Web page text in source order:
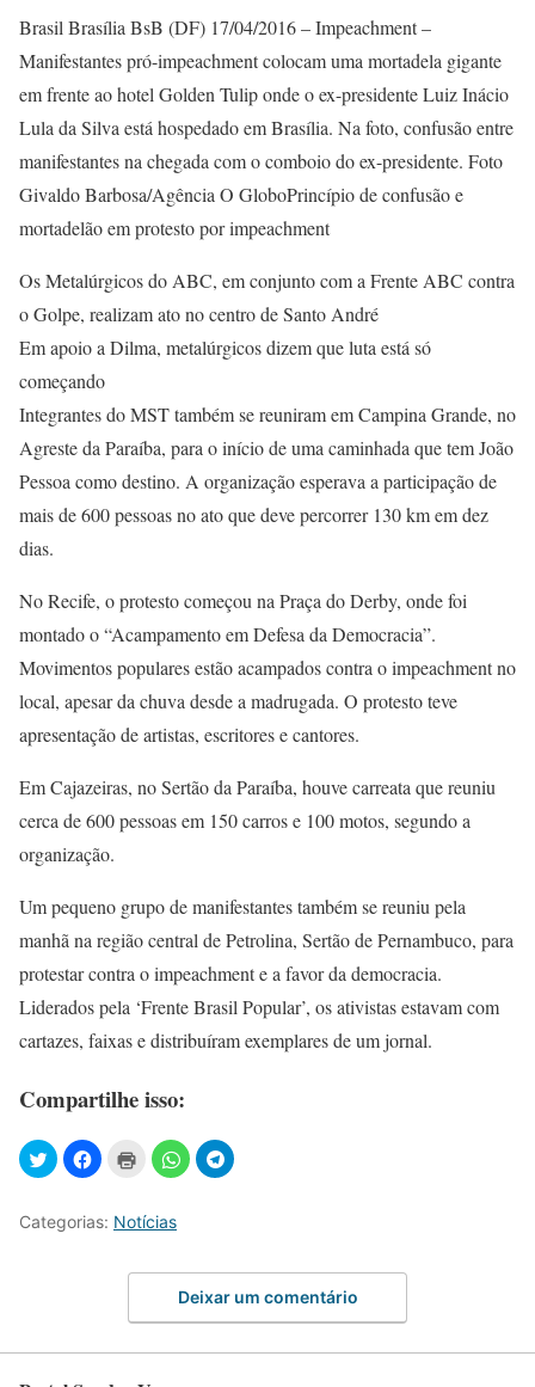
Brasil Brasília BsB (DF) 17/04/2016 – Impeachment –
Manifestantes pró-impeachment colocam uma mortadela gigante
em frente ao hotel Golden Tulip onde o ex-presidente Luiz Inácio
Lula da Silva está hospedado em Brasília. Na foto, confusão entre
manifestantes na chegada com o comboio do ex-presidente. Foto
Givaldo Barbosa/Agência O GloboPrincípio de confusão e
mortadelão em protesto por impeachment
Os Metalúrgicos do ABC, em conjunto com a Frente ABC contra
o Golpe, realizam ato no centro de Santo André
Em apoio a Dilma, metalúrgicos dizem que luta está só
começando
Integrantes do MST também se reuniram em Campina Grande, no
Agreste da Paraíba, para o início de uma caminhada que tem João
Pessoa como destino. A organização esperava a participação de
mais de 600 pessoas no ato que deve percorrer 130 km em dez
dias.
No Recife, o protesto começou na Praça do Derby, onde foi
montado o “Acampamento em Defesa da Democracia”.
Movimentos populares estão acampados contra o impeachment no
local, apesar da chuva desde a madrugada. O protesto teve
apresentação de artistas, escritores e cantores.
Em Cajazeiras, no Sertão da Paraíba, houve carreata que reuniu
cerca de 600 pessoas em 150 carros e 100 motos, segundo a
organização.
Um pequeno grupo de manifestantes também se reuniu pela
manhã na região central de Petrolina, Sertão de Pernambuco, para
protestar contra o impeachment e a favor da democracia.
Liderados pela ‘Frente Brasil Popular’, os ativistas estavam com
cartazes, faixas e distribuíram exemplares de um jornal.
Compartilhe isso:
Categorias: Notícias
Deixar um comentário